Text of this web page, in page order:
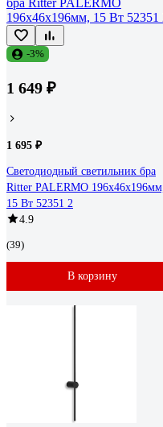
-3%
1 649 ₽
1 695 ₽
Светодиодный светильник бра
Ritter PALERMO 196x46x196мм,
15 Вт 52351 2
4.9
(39)
В корзину